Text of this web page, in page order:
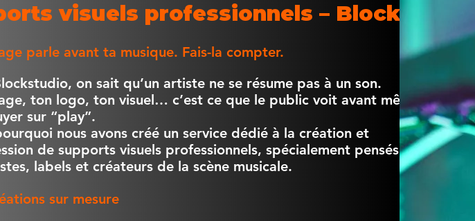
visuels professionnels – Blockstudio
parle avant ta musique. Fais-la compter.
on sait qu’un artiste ne se résume pas à un son.
ton logo, ton visuel… c’est ce que le public voit avant même
sur “play”.
nous avons créé un service dédié à la création et
de supports visuels professionnels, spécialement pensés pour
labels et créateurs de la scène musicale.
sur mesure